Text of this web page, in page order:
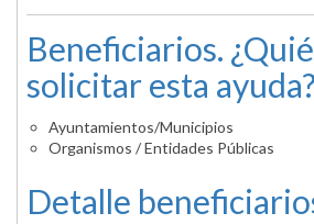
Beneficiarios.
solicitar esta ayuda?
Ayuntamientos/Municipios
Organismos / Entidades Públicas
Detalle